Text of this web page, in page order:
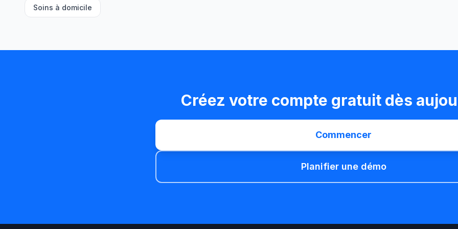
Soins à domicile
Créez votre compte gratuit dès
Commencer
Planifier une démo